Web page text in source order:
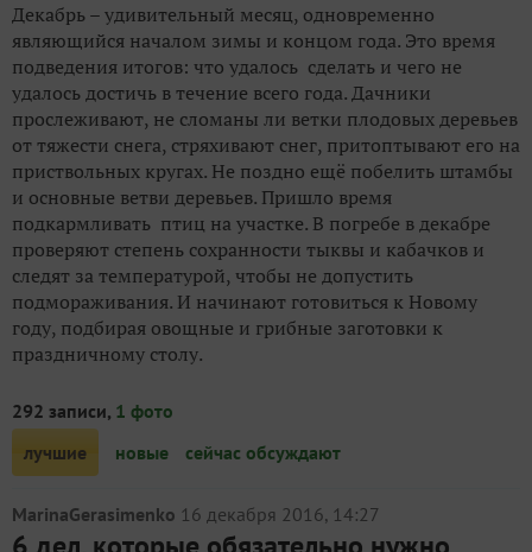
Декабрь – удивительный месяц, одновременно
являющийся началом зимы и концом года. Это время
подведения итогов: что удалось сделать и чего не
удалось достичь в течение всего года. Дачники
прослеживают, не сломаны ли ветки плодовых деревьев
от тяжести снега, стряхивают снег, притоптывают его на
приствольных кругах. Не поздно ещё побелить штамбы
и основные ветви деревьев. Пришло время
подкармливать птиц на участке. В погребе в декабре
проверяют степень сохранности тыквы и кабачков и
следят за температурой, чтобы не допустить
подмораживания. И начинают готовиться к Новому
году, подбирая овощные и грибные заготовки к
праздничному столу.
292 записи, 1 фото
лучшие
новые сейчас обсуждают
MarinaGerasimenko 16 декабря 2016, 14:27